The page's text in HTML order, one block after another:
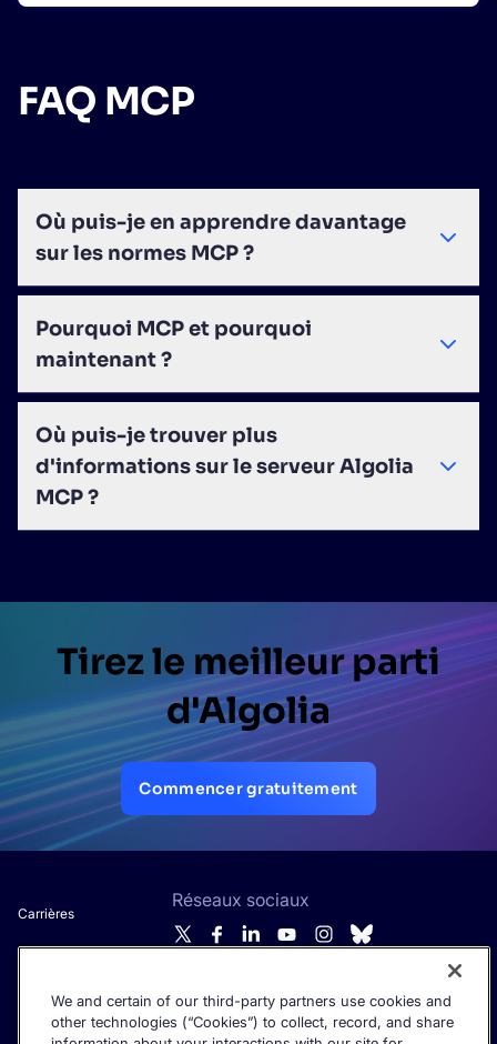
FAQ MCP
Où puis-je en apprendre davantage
sur les normes MCP ?
Pourquoi MCP et pourquoi
maintenant ?
Où puis-je trouver plus
d'informations sur le serveur Algolia
MCP ?
Tirez le meilleur parti
d'Algolia
Commencer gratuitement
Carrières
Nous contacter
Déclaration contre
Réseaux sociaux
Soyez informé des actualités IA par e-mail.
We and certain of our third-party partners use cookies and
other technologies (“Cookies”) to collect, record, and share